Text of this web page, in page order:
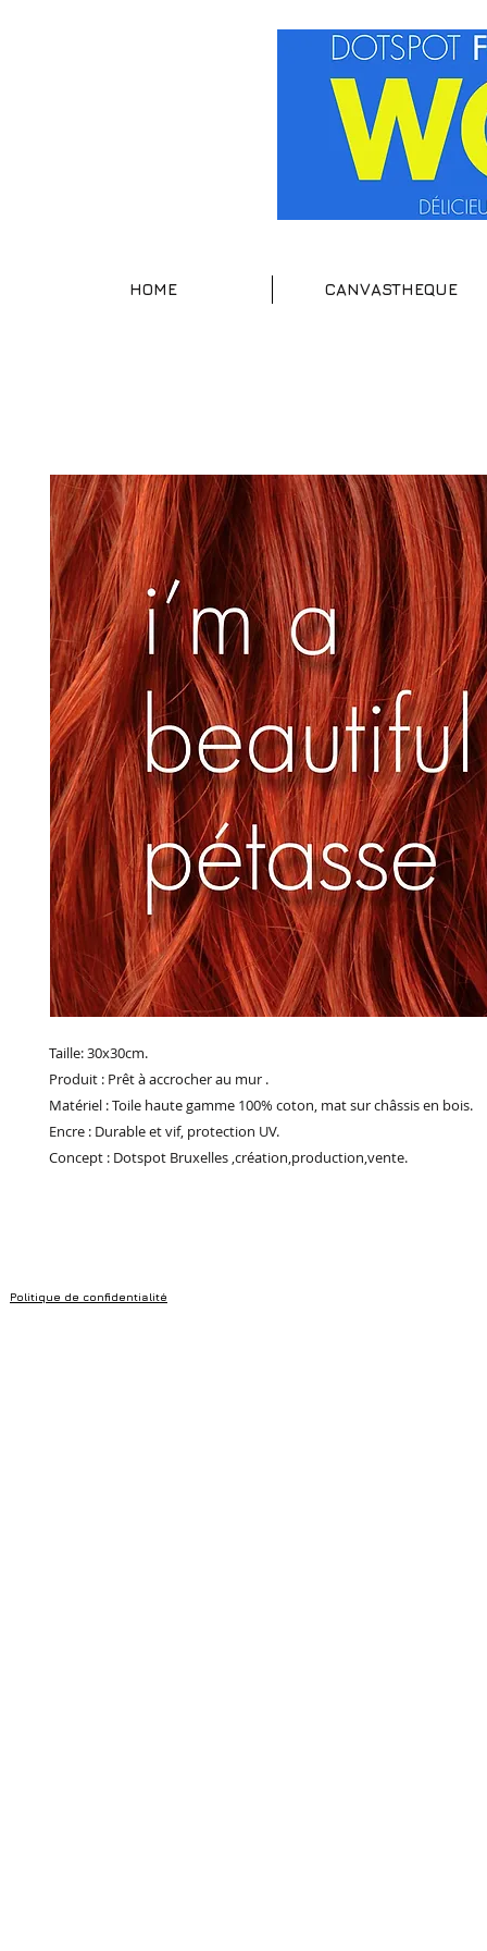
HOME CANVASTHEQUE
Taille: 30x30cm.
Produit : Prêt à accrocher au mur .
Matériel : Toile haute gamme 100% coton, mat sur châssis en bois.
Encre : Durable et vif, protection UV.
Concept : Dotspot Bruxelles ,création,production,vente.
Politique de confidentialité